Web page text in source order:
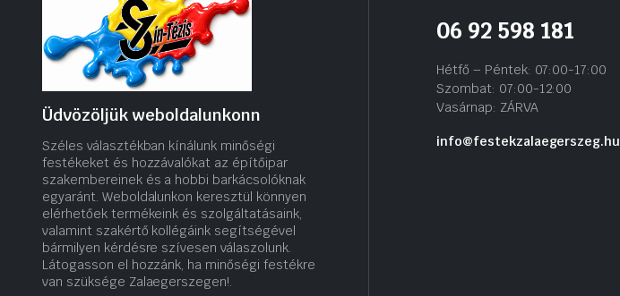
Üdvözöljük weboldalunkonn
Széles választékban kínálunk minőségi
festékeket és hozzávalókat az építőipar
szakembereinek és a hobbi barkácsolóknak
egyaránt. Weboldalunkon keresztül könnyen
elérhetőek termékeink és szolgáltatásaink,
valamint szakértő kollégáink segítségével
bármilyen kérdésre szívesen válaszolunk.
Látogasson el hozzánk, ha minőségi festékre
van szüksége Zalaegerszegen!.
06 92 598 181
Hétfő – Péntek: 07:00-17:00
Szombat: 07:00-12:00
Vasárnap: ZÁRVA
info@festekzalaegerszeg.hu